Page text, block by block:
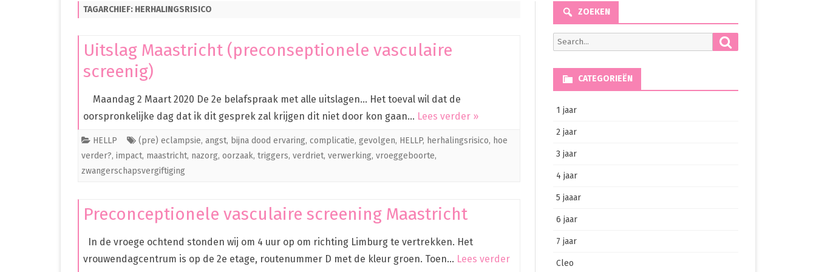
PREMATUUR IN HET ZIEKENHUIS
OVERIG
TAGARCHIEF: HERHALINGSRISICO
Uitslag Maastricht (preconseptionele vasculaire
screenig)
Maandag 2 Maart 2020 De 2e belafspraak met alle uitslagen… Het toeval wil dat de
oorspronkelijke dag dat ik dit gesprek zal krijgen dit niet door kon gaan… Lees verder »
HELLP (pre) eclampsie, angst, bijna dood ervaring, complicatie, gevolgen, HELLP, herhalingsrisico, hoe
verder?, impact, maastricht, nazorg, oorzaak, triggers, verdriet, verwerking, vroeggeboorte,
zwangerschapsvergiftiging
Preconceptionele vasculaire screening Maastricht
In de vroege ochtend stonden wij om 4 uur op om richting Limburg te vertrekken. Het
vrouwendagcentrum is op de 2e etage, routenummer D met de kleur groen. Toen… Lees verder
ZOEKEN
Search
for:
CATEGORIEËN
1 jaar
2 jaar
3 jaar
4 jaar
5 jaaar
6 jaar
7 jaar
Cleo